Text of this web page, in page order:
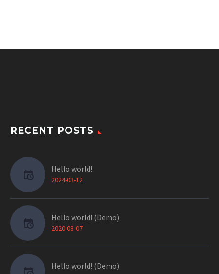
RECENT POSTS
Hello world!
2024-03-12
Hello world! (Demo)
2020-08-07
Hello world! (Demo)